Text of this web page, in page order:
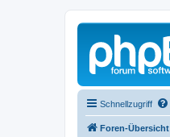
Schnellzugriff
Foren-Übersicht